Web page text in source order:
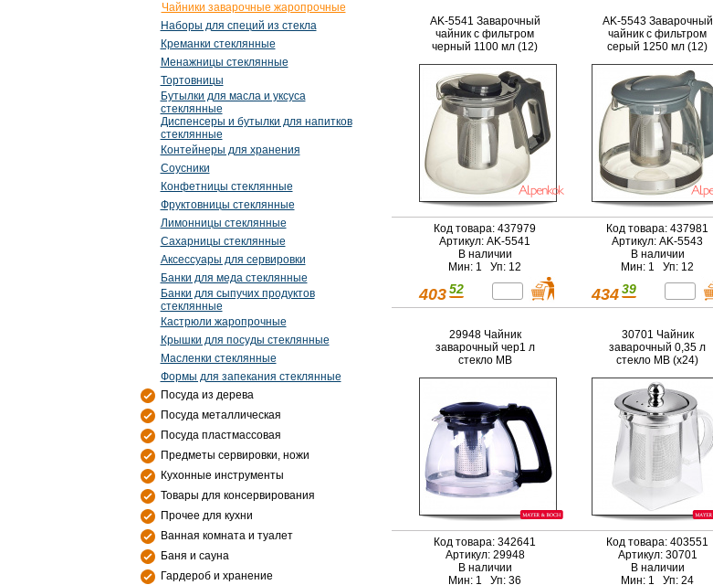
Чайники заварочные жаропрочные
Наборы для специй из стекла
Креманки стеклянные
Менажницы стеклянные
Тортовницы
Бутылки для масла и уксуса
стеклянные
Диспенсеры и бутылки для напитков
стеклянные
Контейнеры для хранения
Соусники
Конфетницы стеклянные
Фруктовницы стеклянные
Лимонницы стеклянные
Сахарницы стеклянные
Аксессуары для сервировки
Банки для меда стеклянные
Банки для сыпучих продуктов
стеклянные
Кастрюли жаропрочные
Крышки для посуды стеклянные
Масленки стеклянные
Формы для запекания стеклянные
Посуда из дерева
Посуда металлическая
Посуда пластмассовая
Предметы сервировки, ножи
Кухонные инструменты
Товары для консервирования
Прочее для кухни
Ванная комната и туалет
Баня и сауна
Гардероб и хранение
AK-5541 Заварочный
чайник с фильтром
черный 1100 мл (12)
Код товара: 437979
Артикул: AK-5541
В наличии
Мин: 1 Уп: 12
403 52
AK-5543 Заварочный
чайник с фильтром
серый 1250 мл (12)
Код товара: 437981
Артикул: AK-5543
В наличии
Мин: 1 Уп: 12
434 39
29948 Чайник
заварочный чер1 л
стекло MB
Код товара: 342641
Артикул: 29948
В наличии
Мин: 1 Уп: 36
30701 Чайник
заварочный 0,35 л
стекло MB (х24)
Код товара: 403551
Артикул: 30701
В наличии
Мин: 1 Уп: 24